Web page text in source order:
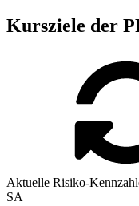
Kursziele der
Aktuelle Risiko-
SA